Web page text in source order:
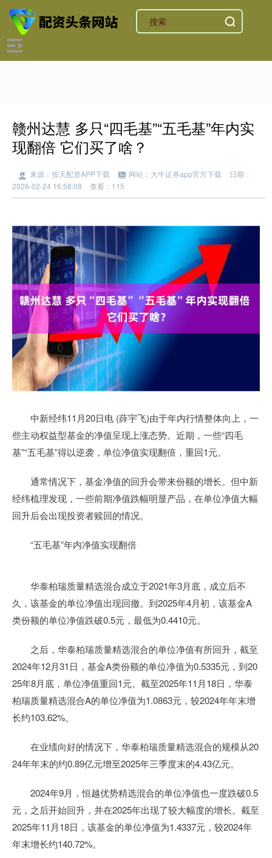
赣州达慧 多只“四毛基”“五毛基”年内实
现翻倍 它们买了啥？
来源：按天配资APP下载 网站：大牛证券app官方下载
日期：
2026-02-24 16:58:08
查看：115
中新经纬11月20日电 (薛宇飞)由于年内行情整体向上，一
些主动权益型基金的净值呈现上涨态势。近期，一些“四毛
基”“五毛基”得以逆袭，单位净值实现翻倍，重回1元。
通常情况下，基金净值的回升会带来份额的增长。但中新
经纬梳理发现，一些前期净值跌幅明显产品，在单位净值大幅
回升后会出现投资者赎回的情况。
“五毛基”年内净值实现翻倍
华泰柏瑞质量精选混合成立于2021年3月底，成立后不
久，该基金的单位净值出现回撤。到2025年4月初，该基金A
类份额的单位净值跌破0.5元，最低为0.4410元。
之后，华泰柏瑞质量精选混合的单位净值有所回升，截至
2024年12月31日，基金A类份额的单位净值为0.5335元，到20
25年8月底，单位净值重回1元。截至2025年11月18日，华泰
柏瑞质量精选混合A的单位净值为1.0863元，较2024年年末增
长约103.62%。
在业绩向好的情况下，华泰柏瑞质量精选混合的规模从20
24年年末的约0.89亿元增至2025年三季度末的4.43亿元。
2024年9月，恒越优势精选混合的单位净值也一度跌破0.5
元，之后开始回升，并在2025年出现了较大幅度的增长。截至
2025年11月18日，该基金的单位净值为1.4337元，较2024年
年末增长约140.72%。